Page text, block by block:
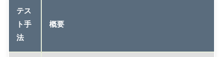
テス
ト手
法
概要